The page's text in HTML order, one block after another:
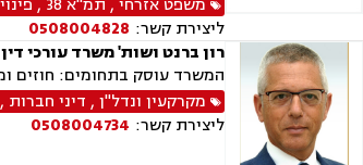
ליצירת קשר: 0508004828
רון ברנט ושות' משרד עורכי דין
המשרד עוסק בתחומים: חוזים ומסחר,
מקרקעין ונדל"ן, דיני חברות ,
ליצירת קשר: 0508004734